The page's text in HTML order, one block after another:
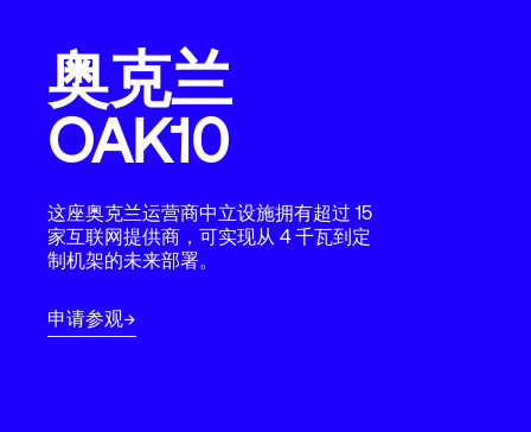
合作伙伴
专业知识和资源
关于
奥克兰
OAK10
这座奥克兰运营商中立设施拥有超过 15
家互联网提供商，可实现从 4 千瓦到定
制机架的未来部署。
申请参观